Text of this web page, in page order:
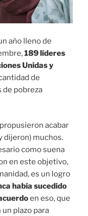
año lleno de
189 líderes
Unidas y
de
de pobreza
acabar
dijeron) muchos.
como suena
en este objetivo,
es un logro
había sucedido
en eso, que
plazo para